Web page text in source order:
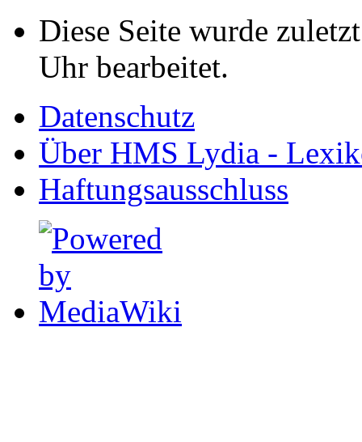
Diese Seite wurde
Uhr bearbeitet.
Datenschutz
Über HMS Lydia -
Haftungsausschluss